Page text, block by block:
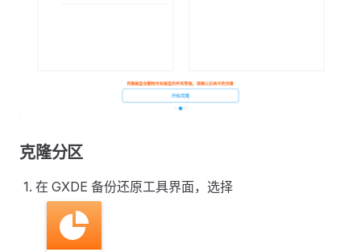
克隆分区
在 GXDE 备份还原工具界面，选择